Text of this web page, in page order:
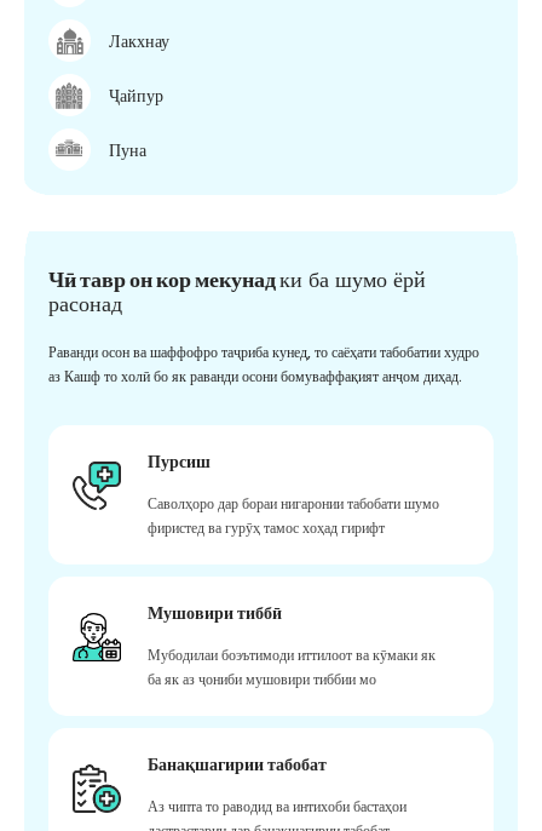
Лакхнау
Ҷайпур
Пуна
Чӣ тавр он кор мекунадки ба шумо ёрй
расонад
Раванди осон ва шаффофро таҷриба кунед, то саёҳати табобатии худро
аз Кашф то холӣ бо як раванди осони бомуваффақият анҷом диҳад.
Пурсиш
Саволҳоро дар бораи нигаронии табобати шумо
фиристед ва гурӯҳ тамос хоҳад гирифт
Мушовири тиббӣ
Мубодилаи боэътимоди иттилоот ва кӯмаки як
ба як аз ҷониби мушовири тиббии мо
Банақшагирии табобат
Аз чипта то раводид ва интихоби бастаҳои